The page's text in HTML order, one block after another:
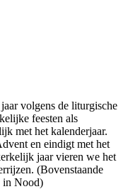
volgens de liturgische
feesten als
met het kalenderjaar.
en eindigt met het
jaar vieren we het
(Bovenstaande
in Nood)